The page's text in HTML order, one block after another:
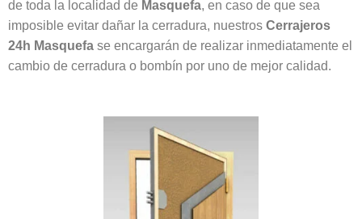
de toda la localidad de Masquefa, en caso de que sea
imposible evitar dañar la cerradura, nuestros Cerrajeros
24h Masquefa se encargarán de realizar inmediatamente el
cambio de cerradura o bombín por uno de mejor calidad.